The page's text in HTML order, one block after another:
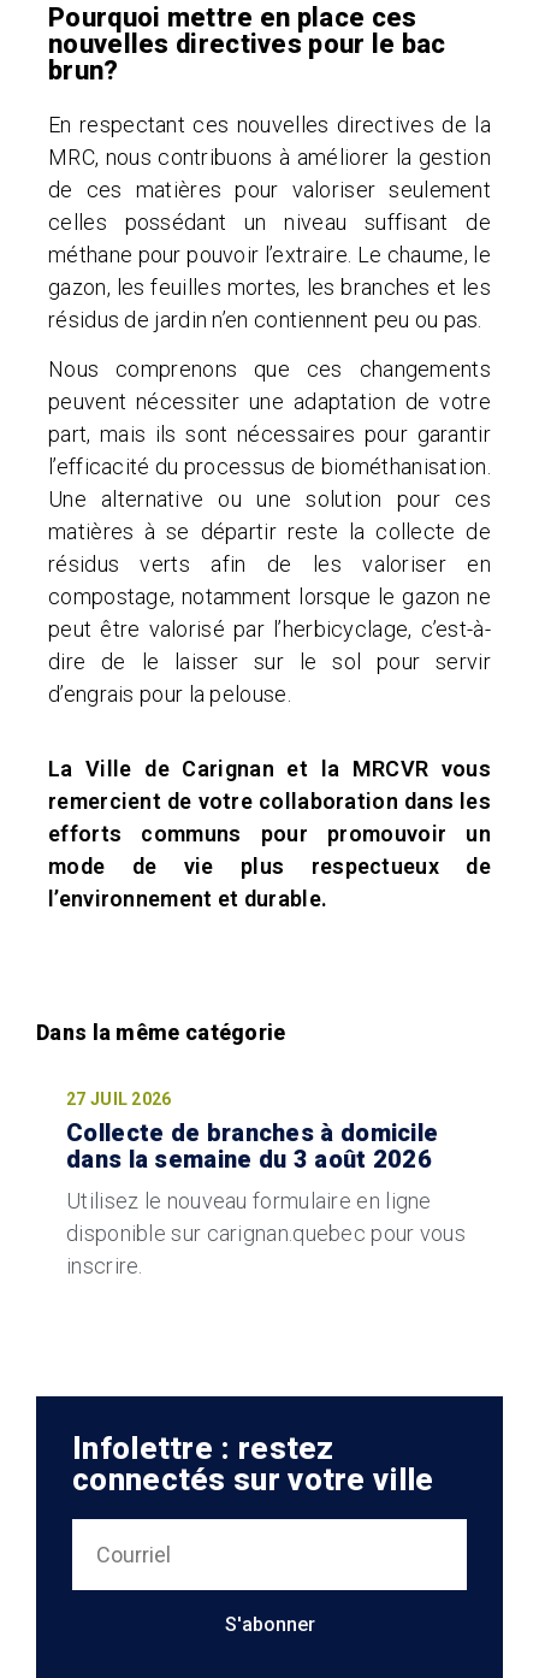
Pourquoi mettre en place ces
nouvelles directives pour le bac
brun?
En respectant ces nouvelles directives de la
MRC, nous contribuons à améliorer la gestion
de ces matières pour valoriser seulement
celles possédant un niveau suffisant de
méthane pour pouvoir l’extraire. Le chaume, le
gazon, les feuilles mortes, les branches et les
résidus de jardin n’en contiennent peu ou pas.
Nous comprenons que ces changements
peuvent nécessiter une adaptation de votre
part, mais ils sont nécessaires pour garantir
l’efficacité du processus de biométhanisation.
Une alternative ou une solution pour ces
matières à se départir reste la collecte de
résidus verts afin de les valoriser en
compostage, notamment lorsque le gazon ne
peut être valorisé par l’herbicyclage, c’est-à-
dire de le laisser sur le sol pour servir
d’engrais pour la pelouse.
La Ville de Carignan et la MRCVR vous
remercient de votre collaboration dans les
efforts communs pour promouvoir un
mode de vie plus respectueux de
l’environnement et durable.
27 JUIL 2026
Collecte de branches à domicile
dans la semaine du 3 août 2026
Utilisez le nouveau formulaire en ligne
disponible sur carignan.quebec pour vous
inscrire.
Infolettre : restez
connectés sur votre ville
S'abonner